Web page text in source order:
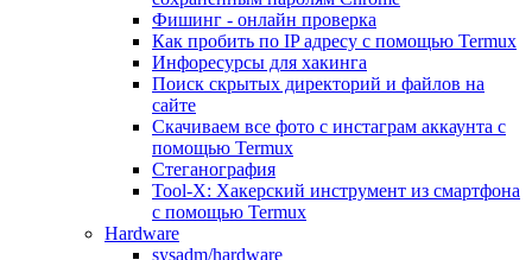
Фишинг - онлайн проверка
Как пробить по IP адресу с помощью Termux
Инфоресурсы для хакинга
Поиск скрытых директорий и файлов на
сайте
Скачиваем все фото с инстаграм аккаунта с
помощью Termux
Стеганография
Tool-X: Хакерский инструмент из смартфона
с помощью Termux
Hardware
sysadm/hardware